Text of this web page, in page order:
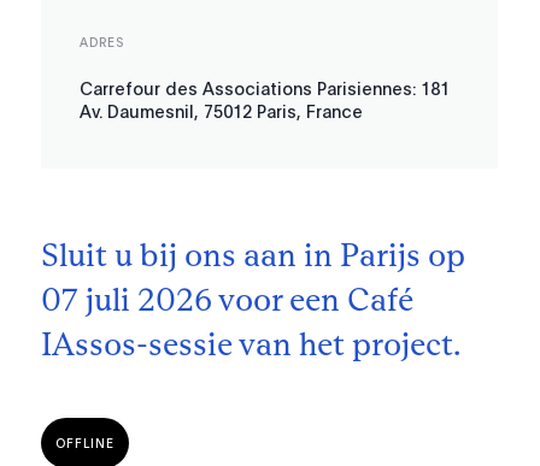
ADRES
Carrefour des Associations Parisiennes: 181
Av. Daumesnil, 75012 Paris, France
Sluit u bij ons aan in Parijs op
07 juli 2026 voor een Café
IAssos-sessie van het project.
OFFLINE